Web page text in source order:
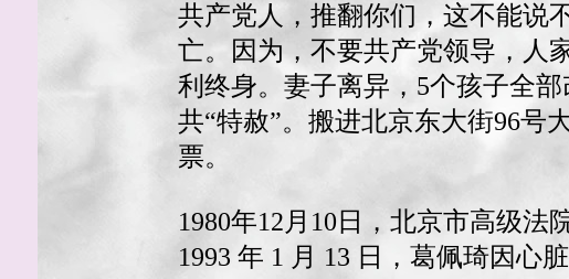
共产党人，推翻你们，这不能说
亡。因为，不要共产党领导，人
利终身。妻子离异，5个孩子全
共“特赦”。搬进北京东大街96号
票。
1980年12月10日，北京市高级法
1993 年 1 月 13 日，葛佩琦因心